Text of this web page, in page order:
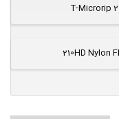
T-Microrip
210HD Nylon